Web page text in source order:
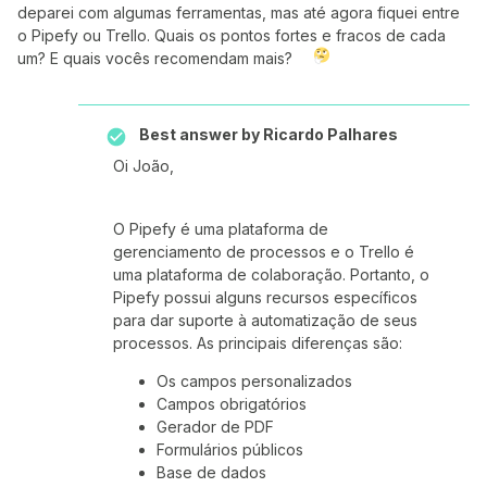
deparei com algumas ferramentas, mas até agora fiquei entre
o Pipefy ou Trello. Quais os pontos fortes e fracos de cada
um? E quais vocês recomendam mais?
Best answer by Ricardo Palhares
Oi João,
O Pipefy é uma plataforma de
gerenciamento de processos e o Trello é
uma plataforma de colaboração. Portanto, o
Pipefy possui alguns recursos específicos
para dar suporte à automatização de seus
processos. As principais diferenças são:
Os campos personalizados
Campos obrigatórios
Gerador de PDF
Formulários públicos
Base de dados